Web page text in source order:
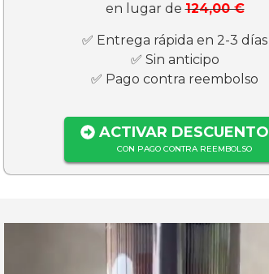
en lugar de124,00 €
✅ Entrega rápida en 2-3 días
✅ Sin anticipo
✅ Pago contra reembolso
ACTIVAR DESCUENTO
CON PAGO CONTRA REEMBOLSO